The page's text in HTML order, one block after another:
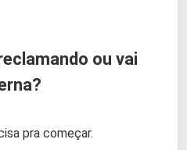
ou vai
pra começar.